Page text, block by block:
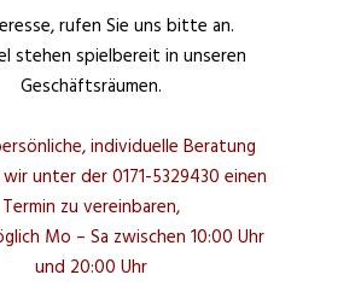
rufen Sie uns bitte an.
stehen spielbereit in unseren
Geschäftsräumen.
individuelle Beratung
unter der 0171-5329430 einen
Termin zu vereinbaren,
Mo – Sa zwischen 10:00 Uhr
und 20:00 Uhr